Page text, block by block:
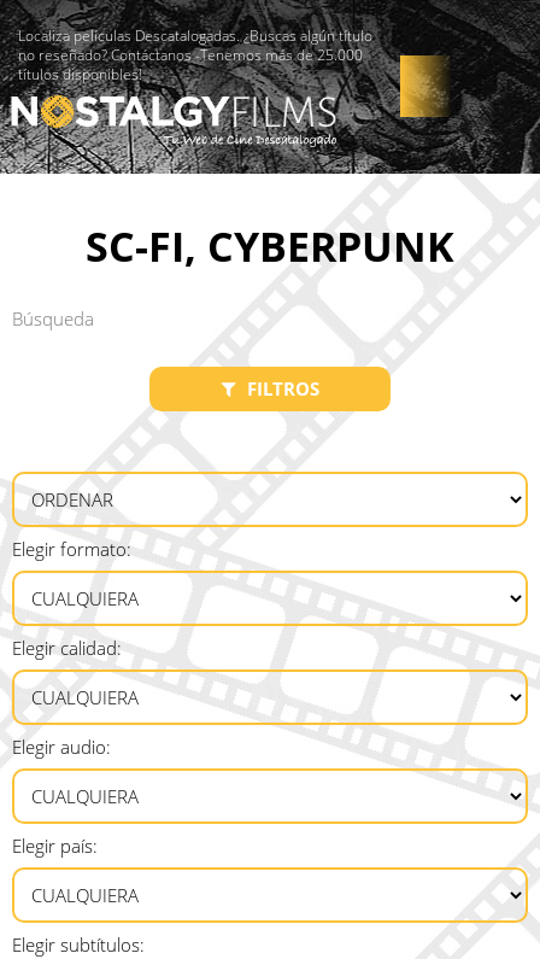
Localiza películas Descatalogadas. ¿Buscas algún título
no reseñado? Contáctanos -Tenemos más de 25.000
títulos disponibles!
SC-FI, CYBERPUNK
FILTROS
Elegir formato:
Elegir calidad:
Elegir audio:
Elegir país:
Elegir subtítulos: